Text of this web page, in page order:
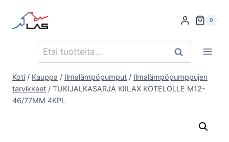
sisältöön
0
Etsi: Haku
Koti / Kauppa / Ilmalämpöpumput / Ilmalämpöpumppujen
tarvikkeet / TUKIJALKASARJA KIILAX KOTELOLLE M12-
46/77MM 4KPL